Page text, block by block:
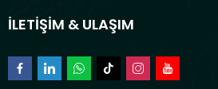
İLETİŞİM & ULAŞIM